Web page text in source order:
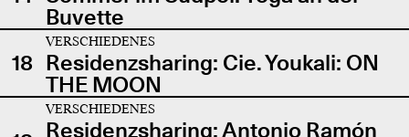
Buvette
18
VERSCHIEDENES
Residenzsharing: Cie. Youkali: ON
THE MOON
VERSCHIEDENES
Residenzsharing: Antonio Ramón